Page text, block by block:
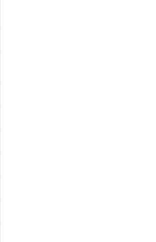
とをご了承ください。
に基づき作成されるも
ることをご了承くださ
予定はありません。
の商品です。
むを得ず変更すること
ーテル類) : 1000ppm、
ジル) : 1000ppm、
下｢規制貨物等」とい
取引許可)を取得する
よう必要な手段を講じ
並びにこれらの製造装